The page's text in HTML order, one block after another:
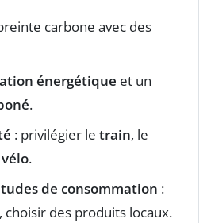
carbone avec des
énergétique et un
.
: privilégier le train, le
vélo.
de consommation :
, choisir des produits locaux.